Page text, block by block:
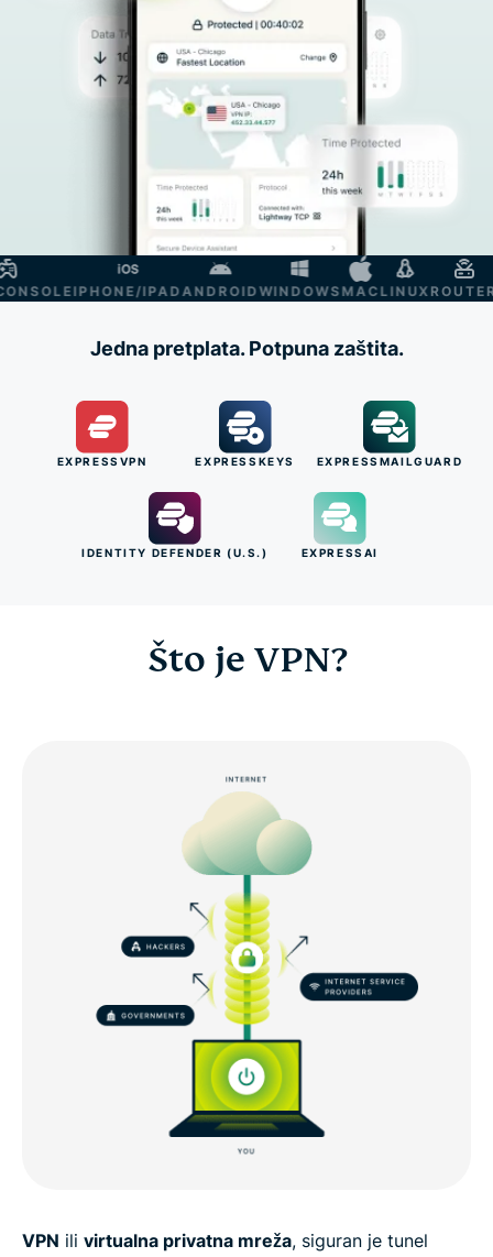
IPHONE/IPADANDROIDWINDOWSMAC LINUX ROUTER
Jedna pretplata. Potpuna zaštita.
EXPRESSVPN EXPRESSKEYS EXPRESSMAILGUARD
IDENTITY DEFENDER (U.S.) EXPRESSAI
Što je VPN?
VPN ili virtualna privatna mreža, siguran je tunel